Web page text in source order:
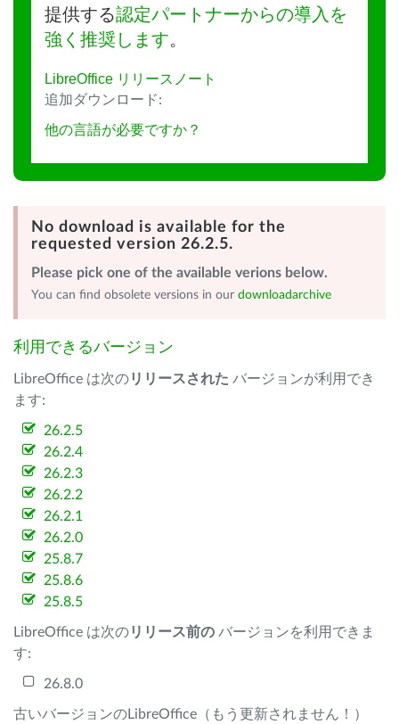
提供する認定パートナーからの導入を
強く推奨します。
LibreOffice リリースノート
追加ダウンロード:
他の言語が必要ですか？
No download is available for the
requested version 26.2.5.
Please pick one of the available verions below.
You can find obsolete versions in our downloadarchive
利用できるバージョン
LibreOffice は次のリリースされた バージョンが利用でき
ます:
26.2.5
26.2.4
26.2.3
26.2.2
26.2.1
26.2.0
25.8.7
25.8.6
25.8.5
LibreOffice は次のリリース前の バージョンを利用できま
す:
26.8.0
古いバージョンのLibreOffice（もう更新されません！）